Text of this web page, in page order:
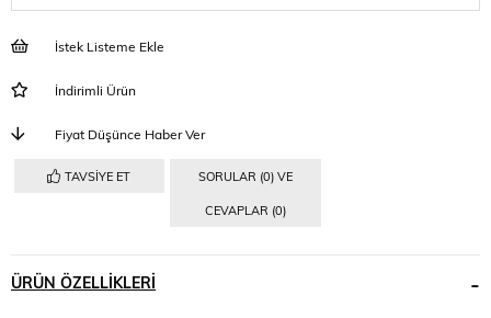
İstek Listeme Ekle
İndirimli Ürün
Fiyat Düşünce Haber Ver
TAVSIYE ET SORULAR (0) VE
CEVAPLAR (0)
ÜRÜN ÖZELLIKLERI